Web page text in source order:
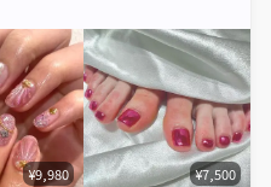
¥9,980 ¥7,500